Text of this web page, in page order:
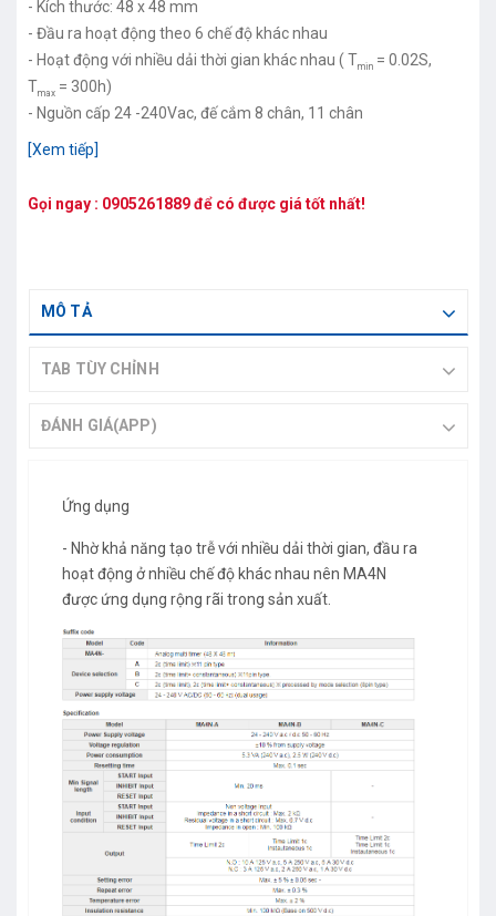
- Kích thước: 48 x 48 mm
- Đầu ra hoạt động theo 6 chế độ khác nhau
- Hoạt động với nhiều dải thời gian khác nhau ( Tmin = 0.02S,
Tmax = 300h)
- Nguồn cấp 24 -240Vac, đế cắm 8 chân, 11 chân
[Xem tiếp]
Gọi ngay : 0905261889để có được giá tốt nhất!
MÔ TẢ
TAB TÙY CHỈNH
ĐÁNH GIÁ(APP)
Ứng dụng
- Nhờ khả năng tạo trễ với nhiều dải thời gian, đầu ra
hoạt động ở nhiều chế độ khác nhau nên MA4N
được ứng dụng rộng rãi trong sản xuất.